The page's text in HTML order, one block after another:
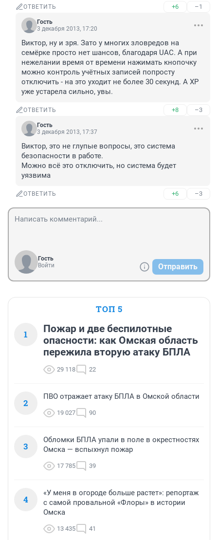
ОТВЕТИТЬ +6 –1
Гость
3 декабря 2013, 17:20
Виктор, ну и зря. Зато у многих зловредов на
семёрке просто нет шансов, благодаря UAC. А при
нежелании время от времени нажимать кнопочку
можно контроль учётных записей попросту
отключить - на это уходит не более 30 секунд. А ХР
уже устарела сильно, увы.
ОТВЕТИТЬ +8 –3
Гость
3 декабря 2013, 17:37
Виктор, это не глупые вопросы, это система
безопасности в работе.
Можно всё это отключить, но система будет
уязвима
ОТВЕТИТЬ +6 –3
Гость
Войти
Отправить
ТОП 5
1
Пожар и две беспилотные
опасности: как Омская область
пережила вторую атаку БПЛА
29 118 22
2
ПВО отражает атаку БПЛА в Омской области
19 027 90
3
Обломки БПЛА упали в поле в окрестностях
Омска — вспыхнул пожар
17 785 39
4
«У меня в огороде больше растет»: репортаж
с самой провальной «Флоры» в истории
Омска
13 435 41